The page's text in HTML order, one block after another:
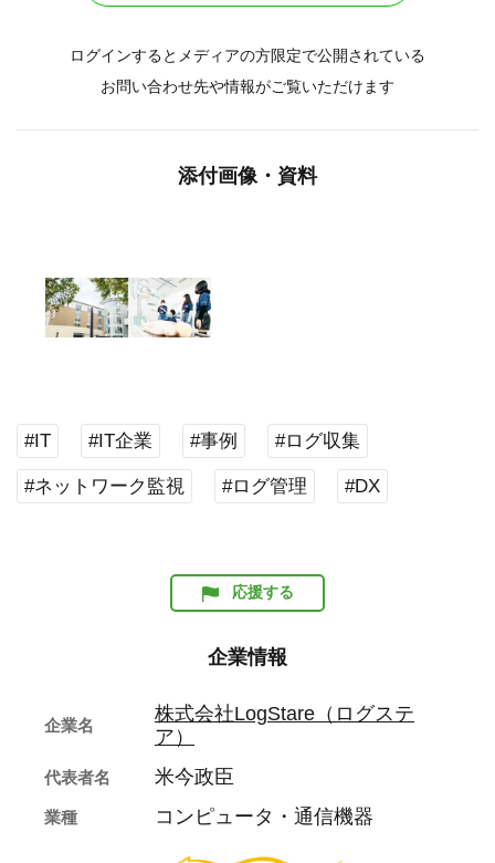
ログインするとメディアの方限定で公開されている
お問い合わせ先や情報がご覧いただけます
添付画像・資料
#IT #IT企業 #事例 #ログ収集
#ネットワーク監視 #ログ管理 #DX
応援する
企業情報
企業名
株式会社LogStare（ログステ
ア）
代表者名 米今政臣
業種 コンピュータ・通信機器